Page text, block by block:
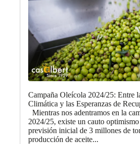
Campaña Oleícola 2024/25: Entre
Climática y las Esperanzas de
Mientras nos adentramos en la
2024/25, existe un cauto
previsión inicial de 3 millones de
producción de aceite...